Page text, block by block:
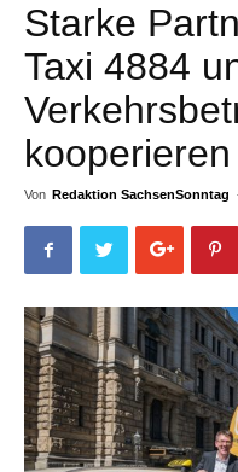
Starke
Taxi 4884
kooperieren
Von Redaktion SachsenSonntag